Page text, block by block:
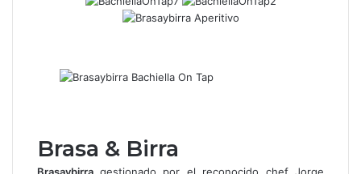
Brasa & Birra
Brasaybirra gestionado por el reconocido chef Jorge